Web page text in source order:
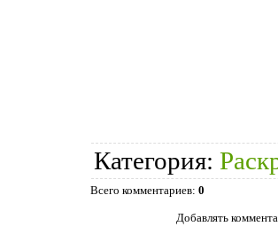
Категория:
Всего комментариев: 0
Добавлять